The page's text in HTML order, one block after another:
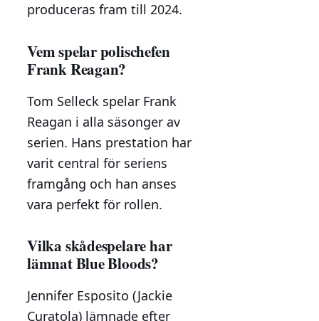
produceras fram till 2024.
Vem spelar polischefen
Frank Reagan?
Tom Selleck spelar Frank
Reagan i alla säsonger av
serien. Hans prestation har
varit central för seriens
framgång och han anses
vara perfekt för rollen.
Vilka skådespelare har
lämnat Blue Bloods?
Jennifer Esposito (Jackie
Curatola) lämnade efter